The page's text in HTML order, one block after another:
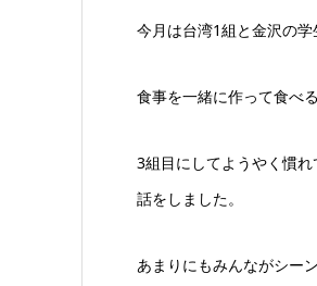
今月は台湾1組と金沢の学
食事を一緒に作って食べ
3組目にしてようやく慣
話をしました。
あまりにもみんながシー